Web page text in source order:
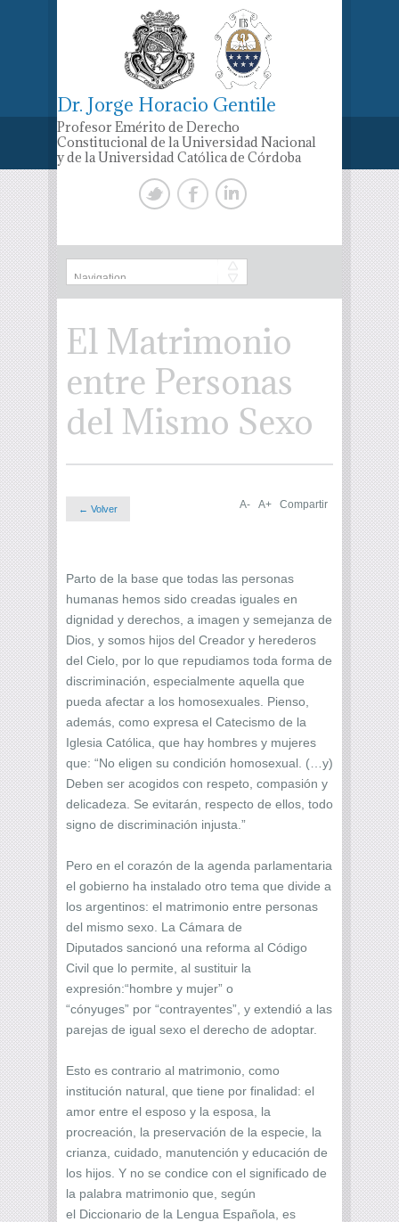
Dr. Jorge Horacio Gentile
Profesor Emérito de Derecho
Constitucional de la Universidad Nacional
y de la Universidad Católica de Córdoba
El Matrimonio
entre Personas
del Mismo Sexo
← Volver A- A+ Compartir
Parto de la base que todas las personas
humanas hemos sido creadas iguales en
dignidad y derechos, a imagen y semejanza de
Dios, y somos hijos del Creador y herederos
del Cielo, por lo que repudiamos toda forma de
discriminación, especialmente aquella que
pueda afectar a los homosexuales. Pienso,
además, como expresa el Catecismo de la
Iglesia Católica, que hay hombres y mujeres
que: “No eligen su condición homosexual. (…y)
Deben ser acogidos con respeto, compasión y
delicadeza. Se evitarán, respecto de ellos, todo
signo de discriminación injusta.”
Pero en el corazón de la agenda parlamentaria
el gobierno ha instalado otro tema que divide a
los argentinos: el matrimonio entre personas
del mismo sexo. La Cámara de
Diputados sancionó una reforma al Código
Civil que lo permite, al sustituir la
expresión:“hombre y mujer” o
“cónyuges” por “contrayentes”, y extendió a las
parejas de igual sexo el derecho de adoptar.
Esto es contrario al matrimonio, como
institución natural, que tiene por finalidad: el
amor entre el esposo y la esposa, la
procreación, la preservación de la especie, la
crianza, cuidado, manutención y educación de
los hijos. Y no se condice con el significado de
la palabra matrimonio que, según
el Diccionario de la Lengua Española, es